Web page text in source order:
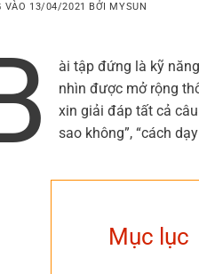
VÀO 13/04/2021 BỞI MYSUN
ài tập đứng là kỹ
nhìn được mở rộng
xin giải đáp tất cả
sao không”, “cách
Mục lục